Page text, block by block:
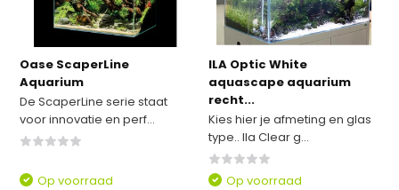
Oase ScaperLine
Aquarium
De ScaperLine serie staat
voor innovatie en perf...
Op voorraad
ILA Optic White
aquascape aquarium
recht...
Kies hier je afmeting en glas
type.. Ila Clear g...
Op voorraad